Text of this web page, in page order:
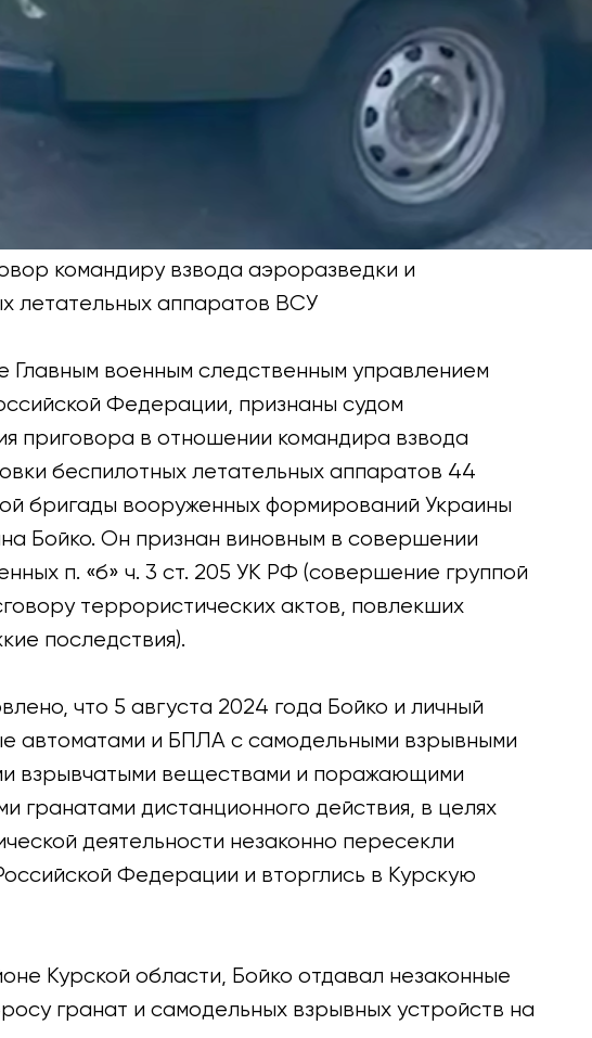
командиру взвода аэроразведки и
летательных аппаратов ВСУ
Главным военным следственным управлением
Федерации, признаны судом
приговора в отношении командира взвода
беспилотных летательных аппаратов 44
бригады вооруженных формирований Украины
Бойко. Он признан виновным в совершении
п. «б» ч. 3 ст. 205 УК РФ (совершение группой
террористических актов, повлекших
последствия).
что 5 августа 2024 года Бойко и личный
автоматами и БПЛА с самодельными взрывными
взрывчатыми веществами и поражающими
гранатами дистанционного действия, в целях
деятельности незаконно пересекли
Федерации и вторглись в Курскую
Курской области, Бойко отдавал незаконные
гранат и самодельных взрывных устройств на